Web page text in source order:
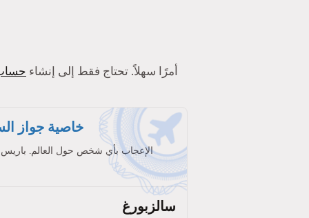
أولاً ، يُعد استخدام Tinder أمرًا سهلاً. تحتاج فقط إلى إنشاء
خاصية جواز
الإعجاب بأي شخص حول العالم.
سالزبورغ